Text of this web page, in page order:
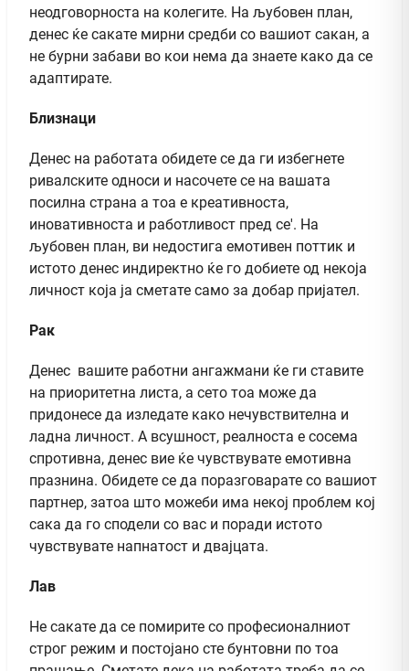
неодговорноста на колегите. На љубовен план,
денес ќе сакате мирни средби со вашиот сакан, а
не бурни забави во кои нема да знаете како да се
адаптирате.
Близнаци
Денес на работата обидете се да ги избегнете
ривалските односи и насочете се на вашата
посилна страна а тоа е креативноста,
иновативноста и работливост пред се'. На
љубовен план, ви недостига емотивен поттик и
истото денес индиректно ќе го добиете од некоја
личност која ја сметате само за добар пријател.
Рак
Денес вашите работни ангажмани ќе ги ставите
на приоритетна листа, а сето тоа може да
придонесе да изледате како нечувствителна и
ладна личност. А всушност, реалноста е сосема
спротивна, денес вие ќе чувствувате емотивна
празнина. Обидете се да поразговарате со вашиот
партнер, затоа што можеби има некој проблем кој
сака да го сподели со вас и поради истото
чувствувате напнатост и двајцата.
Лав
Не сакате да се помирите со професионалниот
строг режим и постојано сте бунтовни по тоа